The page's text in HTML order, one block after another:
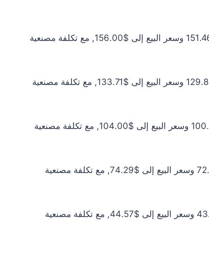
سعر الذهب عيار 21 اليوم يبلغ $137.69 للشراء الخام و$141.82 للبيع الخام. أما مع إضافة المصنعية، فيرتفع سعر الشراء إلى $151.46 وسعر البيع إلى $156.00, مع تكلفة مصنعية
سعر الذهب عيار 18 اليوم يبلغ $118.02 للشراء الخام و$121.56 للبيع الخام. أما مع إضافة المصنعية، فيرتفع سعر الشراء إلى $129.82 وسعر البيع إلى $133.71, مع تكلفة مصنعية
سعر الذهب عيار 14 اليوم يبلغ $91.79 للشراء الخام و$94.54 للبيع الخام. أما مع إضافة المصنعية، فيرتفع سعر الشراء إلى $100.97 وسعر البيع إلى $104.00, مع تكلفة مصنعية
سعر الذهب عيار 10 اليوم يبلغ $65.57 للشراء الخام و$67.53 للبيع الخام. أما مع إضافة المصنعية، فيرتفع سعر الشراء إلى $72.12 وسعر البيع إلى $74.29, مع تكلفة مصنعية
سعر الذهب عيار 6 اليوم يبلغ $39.34 للشراء الخام و$40.52 للبيع الخام. أما مع إضافة المصنعية، فيرتفع سعر الشراء إلى $43.27 وسعر البيع إلى $44.57, مع تكلفة مصنعية